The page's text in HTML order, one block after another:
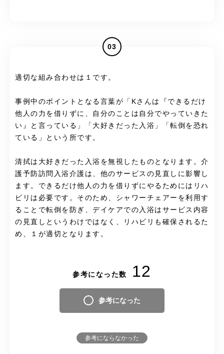
03
適切な組み合わせは１です。
事例中のポイントとなる言葉が「Kさんは『できるだけ
他人の力を借りずに、自分のことは自分でやっていきた
い』と言っている」「大好きだった入浴」「転倒を恐れ
ている」という所です。
清拭は大好きだった入浴を無視したものとなります。介
護予防訪問入浴介護は、他のサービスの見直しに影響し
ます。できるだけ他人の力を借りずにやるためにはリハ
ビリは必要です。そのため、シャワーチェアーを利用す
ることで転倒を防ぎ、デイケアでの入浴はサービス内容
の見直しというわけではなく、リハビリも確保されるた
め、１が適切となります。
参考になった数 12
参考になった
参考にならなかった